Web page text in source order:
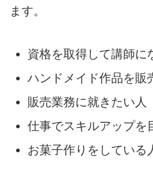
ます。
資格を取得して講師に
ハンドメイド作品を販
販売業務に就きたい人
仕事でスキルアップを
お菓子作りをしている